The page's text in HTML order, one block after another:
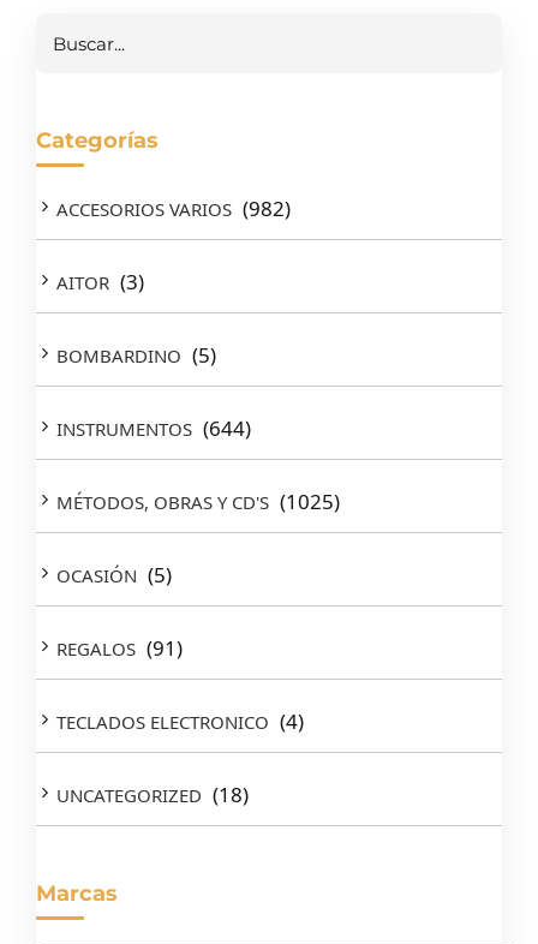
Categorías
ACCESORIOS VARIOS (982)
AITOR (3)
BOMBARDINO (5)
INSTRUMENTOS (644)
MÉTODOS, OBRAS Y CD'S (1025)
OCASIÓN (5)
REGALOS (91)
TECLADOS ELECTRONICO (4)
UNCATEGORIZED (18)
Marcas